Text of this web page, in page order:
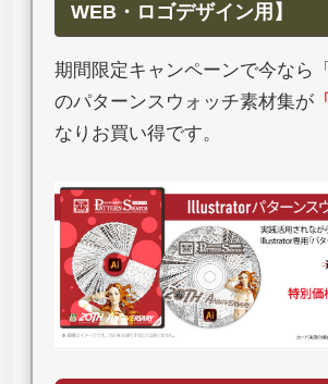
WEB・ロゴデザイン用】
期間限定キャンペーンで今なら「
のパターンスウォッチ素材集が 「
なりお買い得です。